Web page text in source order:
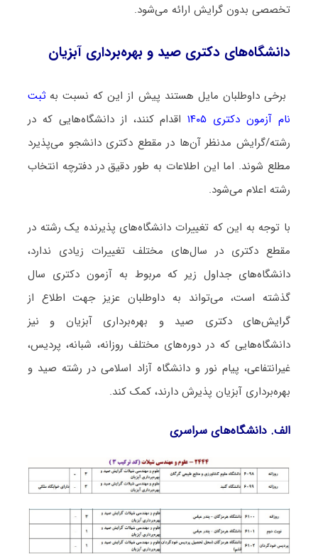
تخصصی بدون گرایش ارائه می‌شود.
دانشگاه‌های دکتری صید و ﺑﻬﺮهﺑﺮداری آﺑﺰیان
برخی داوطلبان مایل هستند پیش از این که نسبت به ثبت
نام آزمون دکتری ۱۴۰۵
اقدام کنند، از دانشگاه‌هایی که در
رشته/گرایش مدنظر آن‌ها در مقطع دکتری دانشجو می‌پذیرد
مطلع شوند. اما این اطلاعات به طور دقیق در دفترچه انتخاب
رشته اعلام می‌شود.
با توجه به این که تغییرات دانشگاه‌های پذیرنده یک رشته در
مقطع دکتری در سال‌های مختلف تغییرات زیادی ندارد،
دانشگاه‌های جداول زیر که مربوط به آزمون دکتری سال
گذشته است، می‌تواند به داوطلبان عزیز جهت اطلاع از
گرایش‌های دکتری صید و ﺑﻬﺮهﺑﺮداری آﺑﺰیان و نیز
دانشگاه‌هایی که در دوره‌های مختلف روزانه، شبانه، پردیس،
غیرانتفاعی، پیام نور و دانشگاه آزاد اﺳﻼمی در رشته صید و
ﺑﻬﺮهﺑﺮداری آﺑﺰیان پذیرش دارند، کمک کند.
الف. دانشگاه‌های سراسری